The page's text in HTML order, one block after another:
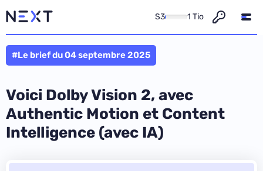
S3 1 Tio
#Le brief du 04 septembre 2025
Voici Dolby Vision 2, avec
Authentic Motion et Content
Intelligence (avec IA)